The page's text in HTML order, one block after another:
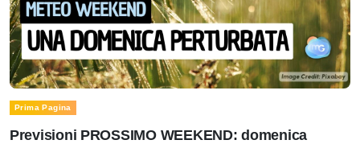
Prima Pagina
Previsioni PROSSIMO WEEKEND: domenica